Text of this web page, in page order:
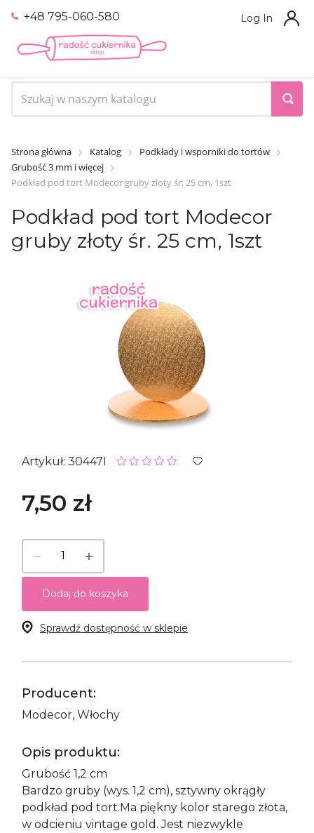
+48 795-060-580 Log In
Strona główna Katalog
Podkłady i wsporniki do tortów
Grubość 3 mm i więcej
Podkład pod tort Modecor gruby złoty śr. 25 cm, 1szt
Podkład pod tort Modecor
gruby złoty śr. 25 cm, 1szt
Artykuł: 30447I
7,50 zł
Dodaj do koszyka
Sprawdź dostępność w sklepie
Producent:
Modecor, Włochy
Opis produktu:
Grubość 1,2 cm
Bardzo gruby (wys. 1,2 cm), sztywny okrągły
podkład pod tort.Ma piękny kolor starego złota,
w odcieniu vintage gold. Jest niezwykle